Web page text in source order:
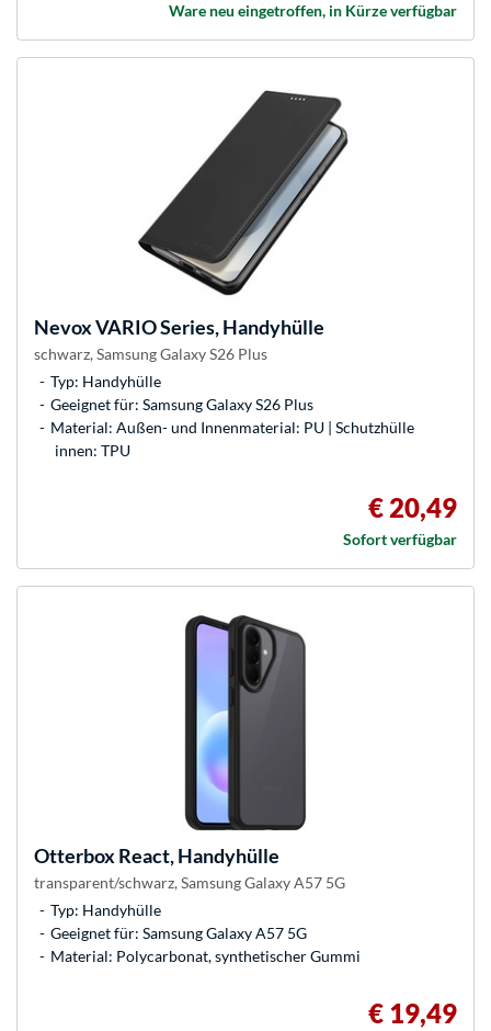
Ware neu eingetroffen, in Kürze verfügbar
NevoxVARIO Series, Handyhülle
schwarz, Samsung Galaxy S26 Plus
Typ: Handyhülle
Geeignet für: Samsung Galaxy S26 Plus
Material: Außen- und Innenmaterial: PU | Schutzhülle
innen: TPU
€ 20,49
Sofort verfügbar
OtterboxReact, Handyhülle
transparent/schwarz, Samsung Galaxy A57 5G
Typ: Handyhülle
Geeignet für: Samsung Galaxy A57 5G
Material: Polycarbonat, synthetischer Gummi
€ 19,49